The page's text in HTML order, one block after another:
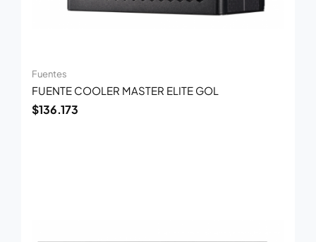
Fuentes
FUENTE COOLER MASTER ELITE GOL
$136.173